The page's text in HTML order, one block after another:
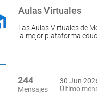
Aulas Virtuales
Las Aulas Virtuales de
la mejor plataforma
244
Mensajes
30 Jun
Último